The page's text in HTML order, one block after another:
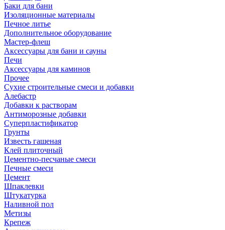
Баки для бани
Изоляционные материалы
Печное литье
Дополнительное оборудование
Мастер-флеш
Аксессуары для бани и сауны
Печи
Аксессуары для каминов
Прочее
Сухие строительные смеси и добавки
Алебастр
Добавки к растворам
Антиморозные добавки
Суперпластификатор
Грунты
Известь гашеная
Клей плиточный
Цементно-песчаные смеси
Печные смеси
Цемент
Шпаклевки
Штукатурка
Наливной пол
Метизы
Крепеж